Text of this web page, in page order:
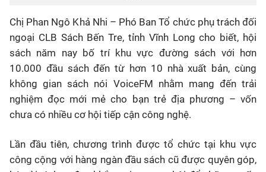
Chị Phan Ngô Khả Nhi – Phó Ban Tổ chức phụ trách đối
ngoại CLB Sách Bến Tre, tỉnh Vĩnh Long cho biết, hội
sách năm nay bố trí khu vực đường sách với hơn
10.000 đầu sách đến từ hơn 10 nhà xuất bản, cùng
không gian sách nói VoiceFM nhằm mang đến trải
nghiệm đọc mới mẻ cho bạn trẻ địa phương – vốn
chưa có nhiều cơ hội tiếp cận công nghệ.
Lần đầu tiên, chương trình được tổ chức tại khu vực
công cộng với hàng ngàn đầu sách cũ được quyên góp,